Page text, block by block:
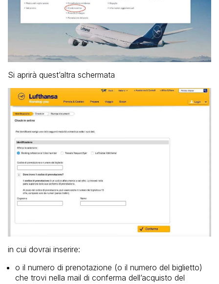
Si aprirà quest’altra schermata
in cui dovrai inserire:
o il numero di prenotazione (o il numero del biglietto)
che trovi nella mail di conferma dell’acquisto del